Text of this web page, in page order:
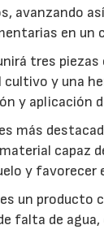
avanzando
en un
tres
y una
y aplicación
más
capaz
y favorecer
un
falta de